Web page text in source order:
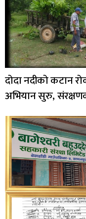
दोदा नदीको कटान
अभियान सुरु,